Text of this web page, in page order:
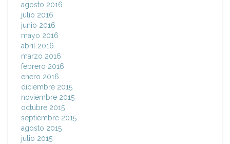
agosto 2016
julio 2016
junio 2016
mayo 2016
abril 2016
marzo 2016
febrero 2016
enero 2016
diciembre 2015
noviembre 2015
octubre 2015
septiembre 2015
agosto 2015
julio 2015